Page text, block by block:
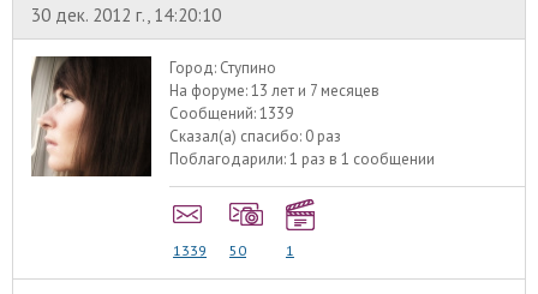
30 дек. 2012 г., 14:20:10
Город: Ступино
На форуме:13 лет и 7 месяцев
Сообщений:1339
Сказал(а) спасибо: 0 раз
Поблагодарили:1 раз в 1 сообщении
1339 50 1